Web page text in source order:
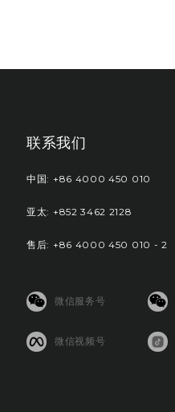
联系我们
中国: +86 4000 450 010
亚太: +852 3462 2128
售后: +86 4000 450 010 - 2
微信服务号
微信视频号